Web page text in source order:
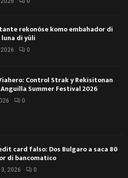
rekonóse komo embahador di
di yüli
0
Control Strak y Rekisitonan
Summer Festival 2026
0
card falso: Dos Bulgaro a saca 80
di bancomatico
2026 0